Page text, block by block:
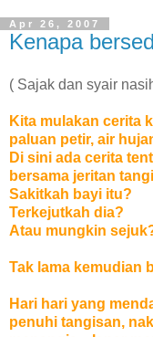
Apr 26, 2007
Kenapa
( Sajak dan syair
Kita mulakan cerita
paluan petir, air
Di sini ada cerita
bersama jeritan
Sakitkah bayi itu?
Terkejutkah dia?
Atau mungkin
Tak lama kemudian
Hari hari yang
penuhi tangisan,